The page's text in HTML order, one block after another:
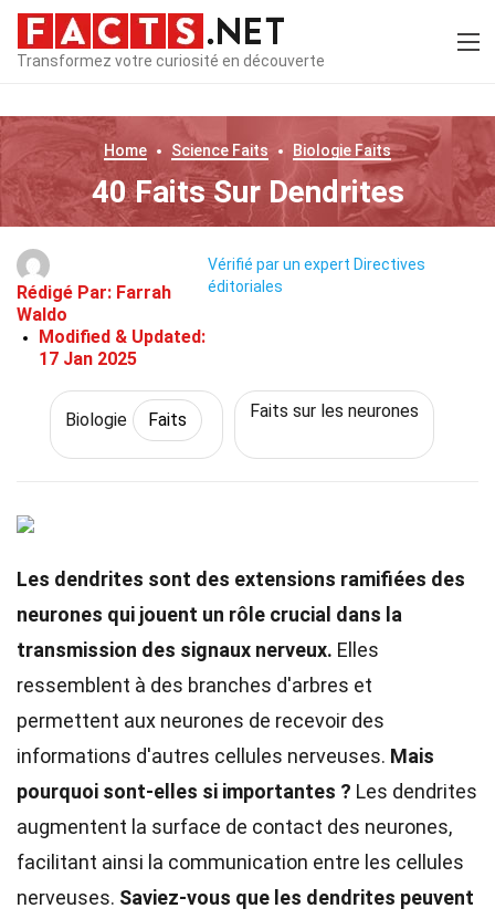
Transformez votre curiosité en découverte
Home Science Faits Biologie Faits
40 Faits Sur Dendrites
Rédigé Par: Farrah
Waldo
Modified & Updated:
17 Jan 2025
Vérifié par un expert Directives
éditoriales
Biologie Faits Faits sur les neurones
Les dendrites sont des extensions ramifiées des
neurones qui jouent un rôle crucial dans la
transmission des signaux nerveux. Elles
ressemblent à des branches d'arbres et
permettent aux neurones de recevoir des
informations d'autres cellules nerveuses. Mais
pourquoi sont-elles si importantes ? Les dendrites
augmentent la surface de contact des neurones,
facilitant ainsi la communication entre les cellules
nerveuses. Saviez-vous que les dendrites peuvent